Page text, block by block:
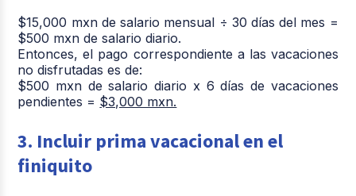
$15,000 mxn de salario mensual ÷ 30 días del mes =
$500 mxn de salario diario.
Entonces, el pago correspondiente a las vacaciones
no disfrutadas es de:
$500 mxn de salario diario x 6 días de vacaciones
pendientes = $3,000 mxn.
3. Incluir prima vacacional en el
finiquito